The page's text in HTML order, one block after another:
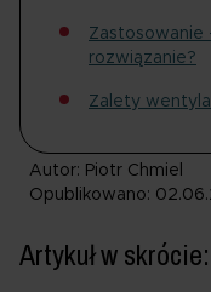
Zastosowanie
rozwiązanie?
Zalety
Autor: Piotr Chmiel
Opublikowano:
Artykuł w skrócie: